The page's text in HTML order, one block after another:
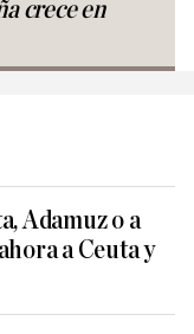
crece en
Adamuz o a
a Ceuta y